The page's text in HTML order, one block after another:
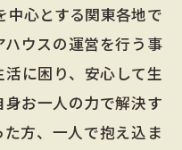
中心とする関東各地で
ウスの運営を行う事
に困り、安心して生
お一人の力で解決す
方、 一人で抱え込ま